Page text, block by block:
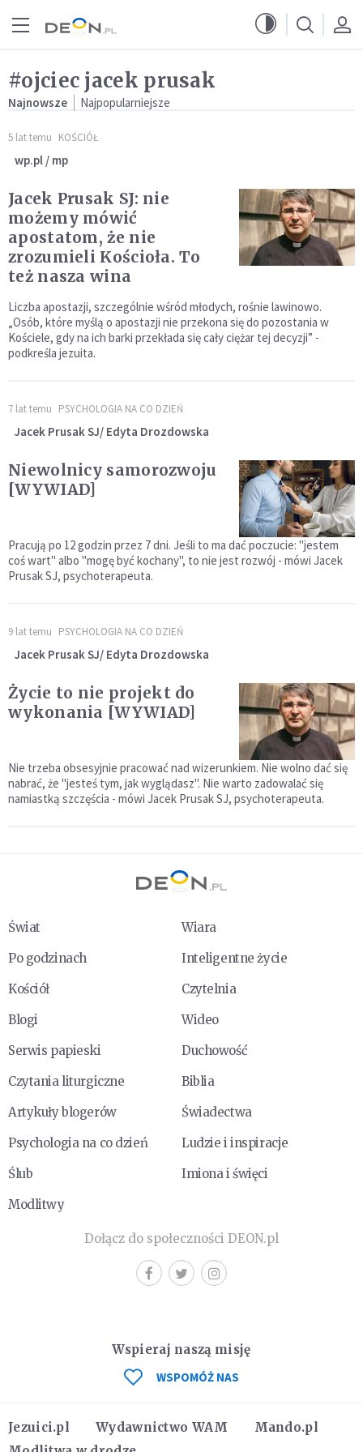
#ojciec jacek prusak
Najnowsze Najpopularniejsze
5 lat temu KOŚCIÓŁ
wp.pl / mp
Jacek Prusak SJ: nie
możemy mówić
apostatom, że nie
zrozumieli Kościoła. To
też nasza wina
Liczba apostazji, szczególnie wśród młodych, rośnie lawinowo.
„Osób, które myślą o apostazji nie przekona się do pozostania w
Kościele, gdy na ich barki przekłada się cały ciężar tej decyzji” -
podkreśla jezuita.
7 lat temu PSYCHOLOGIA NA CO DZIEŃ
Jacek Prusak SJ/ Edyta Drozdowska
Niewolnicy samorozwoju
[WYWIAD]
Pracują po 12 godzin przez 7 dni. Jeśli to ma dać poczucie: "jestem
coś wart" albo "mogę być kochany", to nie jest rozwój - mówi Jacek
Prusak SJ, psychoterapeuta.
9 lat temu PSYCHOLOGIA NA CO DZIEŃ
Jacek Prusak SJ/ Edyta Drozdowska
Życie to nie projekt do
wykonania [WYWIAD]
Nie trzeba obsesyjnie pracować nad wizerunkiem. Nie wolno dać się
nabrać, że "jesteś tym, jak wyglądasz". Nie warto zadowalać się
namiastką szczęścia - mówi Jacek Prusak SJ, psychoterapeuta.
Świat
Wiara
Po godzinach
Inteligentne życie
Kościół
Czytelnia
Blogi
Wideo
Serwis papieski
Duchowość
Czytania liturgiczne
Biblia
Artykuły blogerów
Świadectwa
Psychologia na co dzień
Ludzie i inspiracje
Ślub
Imiona i święci
Modlitwy
Dołącz do społeczności DEON.pl
Jezuici.pl Wydawnictwo WAM
Mando.pl
Wspieraj naszą misję
WSPOMÓŻ NAS